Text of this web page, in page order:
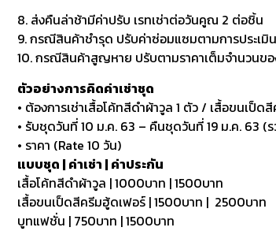
8. ส่งคืนล่าช้ามีค่าปรับ เรทเช่าต่อวันคูณ 2 ต่อชิ้น
9. กรณีสินค้าชำรุด ปรับค่าซ่อมแซมตามการประเมิ
10. กรณีสินค้าสูญหาย ปรับตามราคาเต็มจำนวนขอ
ตัวอย่างการคิดค่าเช่าชุด
• ต้องการเช่าเสื้อโค้ทสีดำผ้าวูล 1 ตัว / เสื้อขนเป็
• รับชุดวันที่ 10 ม.ค. 63 – คืนชุดวันที่ 19 ม.ค. 63 (
• ราคา (Rate 10 วัน)
แบบชุด | ค่าเช่า | ค่าประกัน
เสื้อโค้ทสีดำผ้าวูล | 1000บาท | 1500บาท
เสื้อขนเป็ดสีครีมฮู้ดเฟอร์ | 1500บาท | 2500บาท
บูทแฟชั่น | 750บาท | 1500บาท